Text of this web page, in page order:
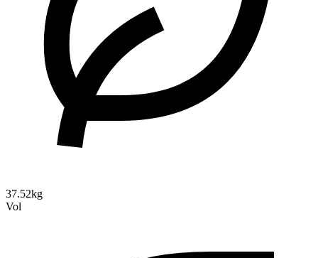
37.52kg
Vol